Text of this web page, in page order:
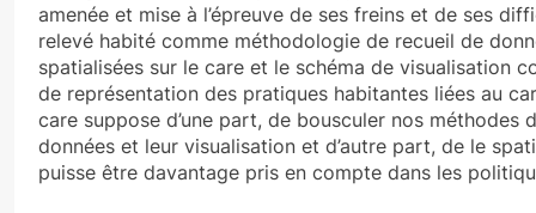
amenée et mise à l’épreuve de ses freins et de ses
relevé habité comme méthodologie de recueil de
spatialisées sur le care et le schéma de visualisation
de représentation des pratiques habitantes liées au
care suppose d’une part, de bousculer nos méthodes
données et leur visualisation et d’autre part, de le
puisse être davantage pris en compte dans les